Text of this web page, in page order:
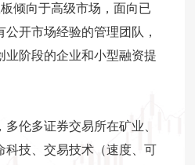
板倾向于高级市场，面向已
开市场经验的管理团队，
业阶段的企业和小型融资提
伦多证券交易所在矿业、
科技、交易技术（速度、可